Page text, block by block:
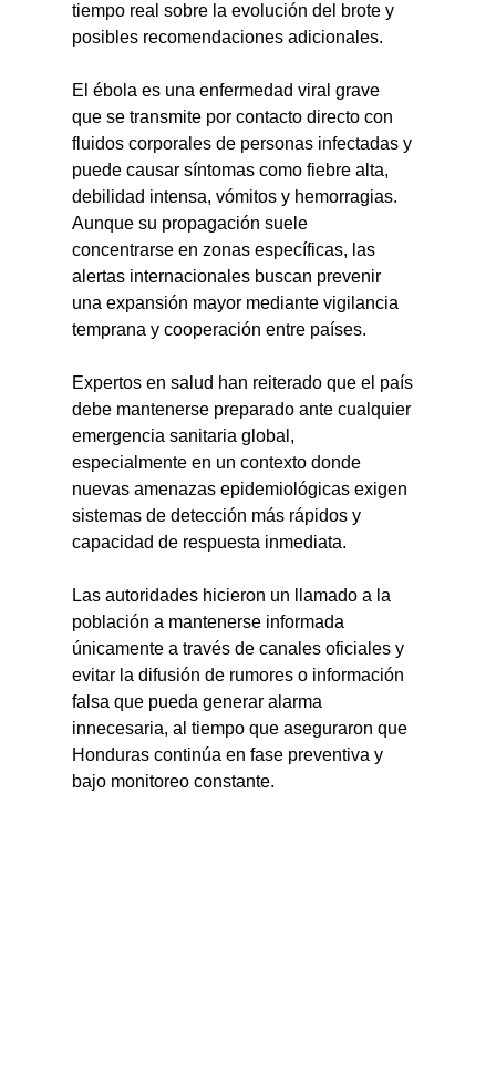
tiempo real sobre la evolución del brote y
posibles recomendaciones adicionales.
El ébola es una enfermedad viral grave
que se transmite por contacto directo con
fluidos corporales de personas infectadas y
puede causar síntomas como fiebre alta,
debilidad intensa, vómitos y hemorragias.
Aunque su propagación suele
concentrarse en zonas específicas, las
alertas internacionales buscan prevenir
una expansión mayor mediante vigilancia
temprana y cooperación entre países.
Expertos en salud han reiterado que el país
debe mantenerse preparado ante cualquier
emergencia sanitaria global,
especialmente en un contexto donde
nuevas amenazas epidemiológicas exigen
sistemas de detección más rápidos y
capacidad de respuesta inmediata.
Las autoridades hicieron un llamado a la
población a mantenerse informada
únicamente a través de canales oficiales y
evitar la difusión de rumores o información
falsa que pueda generar alarma
innecesaria, al tiempo que aseguraron que
Honduras continúa en fase preventiva y
bajo monitoreo constante.